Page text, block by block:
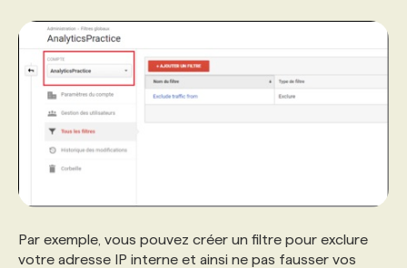
Par exemple, vous pouvez créer un filtre pour exclure
votre adresse IP interne et ainsi ne pas fausser vos